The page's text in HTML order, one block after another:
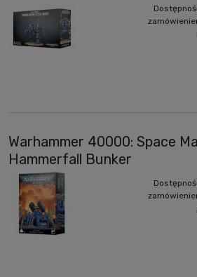
Warhammer 40000: Space
Hammerfall Bunker